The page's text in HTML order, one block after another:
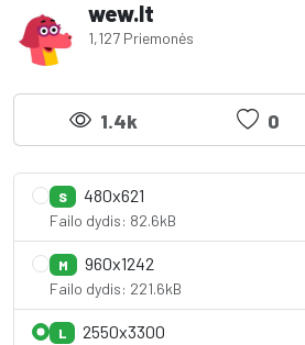
wew.lt
1,127 Priemonės
1.4k 0
S 480x621
Failo dydis: 82.6kB
M 960x1242
Failo dydis: 221.6kB
L 2550x3300